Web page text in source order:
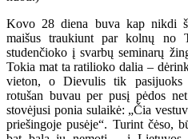
Kovo 28 diena buva kap nikdi
maišus traukiunt par kolnų no
studenčioko į svarbų seminarų
Tokia mat ta ratilioko dalia –
vieton, o Dievulis tik pasijuoks
rotušan buvau per pusį pėdos
stovėjusi ponia sulaikė: „Čia
priešingoje pusėje“. Turint čėso,